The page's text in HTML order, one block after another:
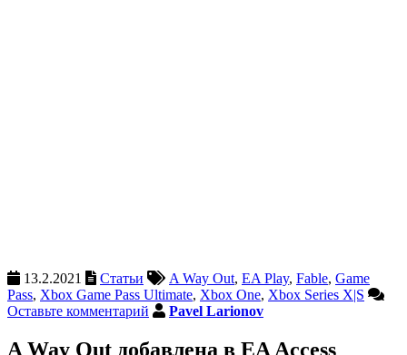
13.2.2021 Статьи A Way Out, EA Play, Fable, Game
Pass, Xbox Game Pass Ultimate, Xbox One, Xbox Series X|S
Оставьте комментарий
Pavel Larionov
A Way Out добавлена в EA Access